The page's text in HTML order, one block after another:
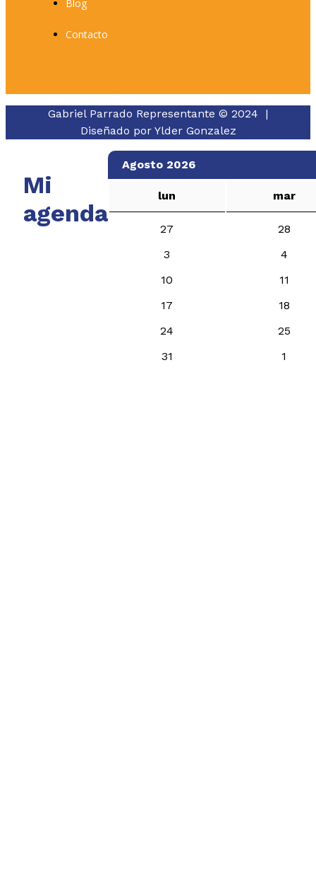
Blog
Contacto
Gabriel Parrado Representante © 2024 |
Diseñado por Ylder Gonzalez
Mi
agenda
Agosto 2026
lun mar
27
28
3
4
10
11
17
18
24
25
31
1